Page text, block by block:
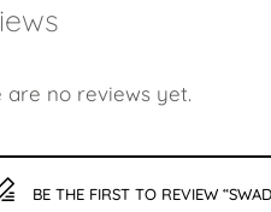
are no reviews yet.
BE THE FIRST TO REVIEW